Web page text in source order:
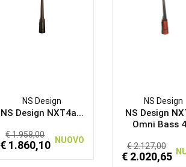
NS Design
NS Design NXT4a...
€ 1.958,00
€ 1.860,10 NUOVO
NS Design
NS Design
Omni Bass
€ 2.127,00
€ 2.020,65